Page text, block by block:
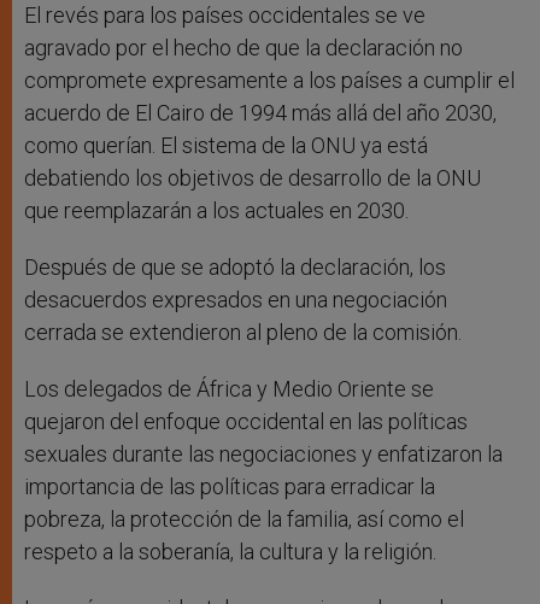
El revés para los países occidentales se ve
agravado por el hecho de que la declaración no
compromete expresamente a los países a cumplir el
acuerdo de El Cairo de 1994 más allá del año 2030,
como querían. El sistema de la ONU ya está
debatiendo los objetivos de desarrollo de la ONU
que reemplazarán a los actuales en 2030.
Después de que se adoptó la declaración, los
desacuerdos expresados ​​en una negociación
cerrada se extendieron al pleno de la comisión.
Los delegados de África y Medio Oriente se
quejaron del enfoque occidental en las políticas
sexuales durante las negociaciones y enfatizaron la
importancia de las políticas para erradicar la
pobreza, la protección de la familia, así como el
respeto a la soberanía, la cultura y la religión.